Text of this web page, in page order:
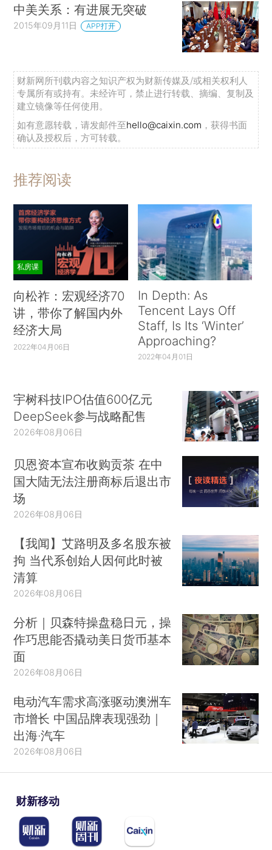
中美关系：有进展无突破
2015年09月11日 APP打开
财新网所刊载内容之知识产权为财新传媒及/或相关权利人
专属所有或持有。未经许可，禁止进行转载、摘编、复制及
建立镜像等任何使用。
如有意愿转载，请发邮件至hello@caixin.com ，获得书面
确认及授权后，方可转载。
推荐阅读
私房课
向松祚：宏观经济70
讲，带你了解国内外
经济大局
2022年04月06日
In Depth: As
Tencent Lays Off
Staff, Is Its ‘Winter’
Approaching?
2022年04月01日
宇树科技IPO估值600亿元
DeepSeek参与战略配售
2026年08月06日
贝恩资本宣布收购贡茶 在中
国大陆无法注册商标后退出市
场
2026年08月06日
【我闻】艾路明及多名股东被
拘 当代系创始人因何此时被
清算
2026年08月06日
分析｜贝森特操盘稳日元，操
作巧思能否撬动美日货币基本
面
2026年08月06日
电动汽车需求高涨驱动澳洲车
市增长 中国品牌表现强劲｜
出海·汽车
2026年08月06日
财新移动